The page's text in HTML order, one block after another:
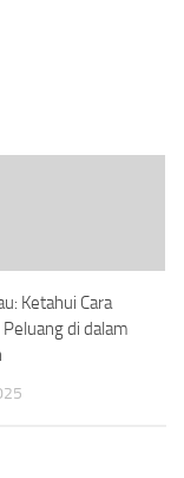
Ketahui Cara
di dalam